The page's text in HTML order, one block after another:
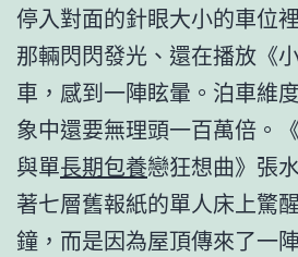
停入對面的針眼大小的車位
那輛閃閃發光、還在播放《
車，感到一陣眩暈。泊車維
象中還要無理頭一百萬倍。
與單長期包養戀狂想曲》張
著七層舊報紙的單人床上驚
鐘，而是因為屋頂傳來了一